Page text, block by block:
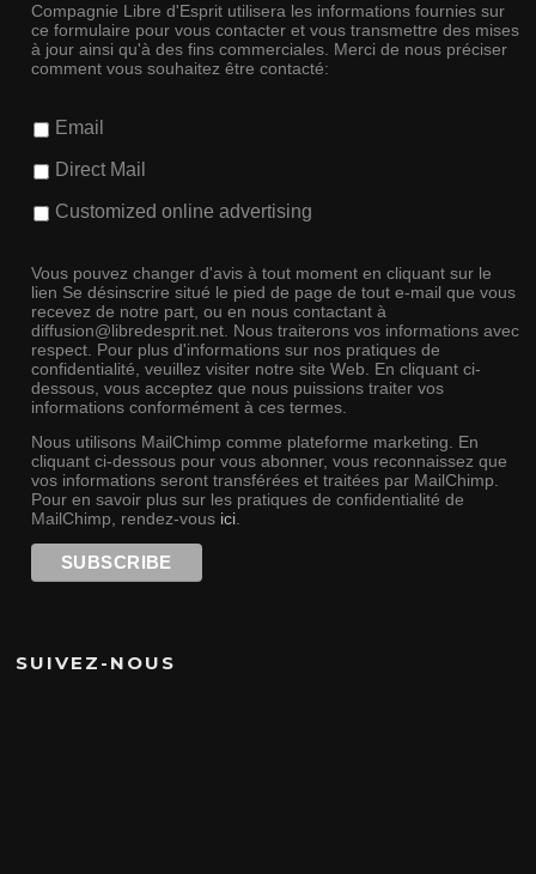
Compagnie Libre d'Esprit utilisera les informations fournies sur
ce formulaire pour vous contacter et vous transmettre des mises
à jour ainsi qu'à des fins commerciales. Merci de nous préciser
comment vous souhaitez être contacté:
Email
Direct Mail
Customized online advertising
Vous pouvez changer d'avis à tout moment en cliquant sur le
lien Se désinscrire situé le pied de page de tout e-mail que vous
recevez de notre part, ou en nous contactant à
diffusion@libredesprit.net. Nous traiterons vos informations avec
respect. Pour plus d'informations sur nos pratiques de
confidentialité, veuillez visiter notre site Web. En cliquant ci-
dessous, vous acceptez que nous puissions traiter vos
informations conformément à ces termes.
Nous utilisons MailChimp comme plateforme marketing. En
cliquant ci-dessous pour vous abonner, vous reconnaissez que
vos informations seront transférées et traitées par MailChimp.
Pour en savoir plus sur les pratiques de confidentialité de
MailChimp, rendez-vous ici.
SUIVEZ-NOUS